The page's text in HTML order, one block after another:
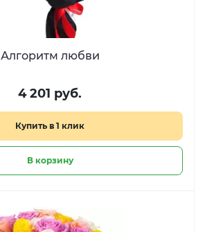
Алгоритм любви
4 201 руб.
Купить в 1 клик
В корзину